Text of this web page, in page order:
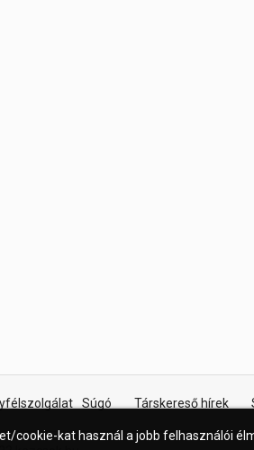
Súgó Társkereső hírek
cookie-kat használ a jobb felhasználói